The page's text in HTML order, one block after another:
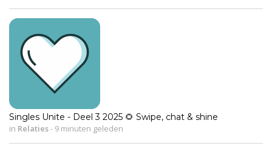
Singles Unite - Deel 3 2025 🌻 Swipe, chat & shine
in Relaties- 9 minuten geleden